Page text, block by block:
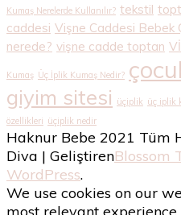
Kumaş Nerelerde Kullanılır? tekstil
caddesi Vişne Caddesi Bebek
nerede? vişne cadde toptan
Kumaş Üç İplik Kumaş Nedir?
giyim sitesi üçiplik üç iplik
özellikleri üçiplik nedir
Haknur Bebe 2021 Tüm
Diva | GeliştirenBlossom
WordPress.
We use cookies on our